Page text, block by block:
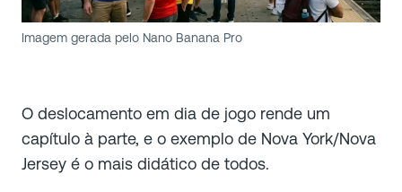
Imagem gerada pelo Nano Banana Pro
O deslocamento em dia de jogo rende um
capítulo à parte, e o exemplo de Nova York/Nova
Jersey é o mais didático de todos.